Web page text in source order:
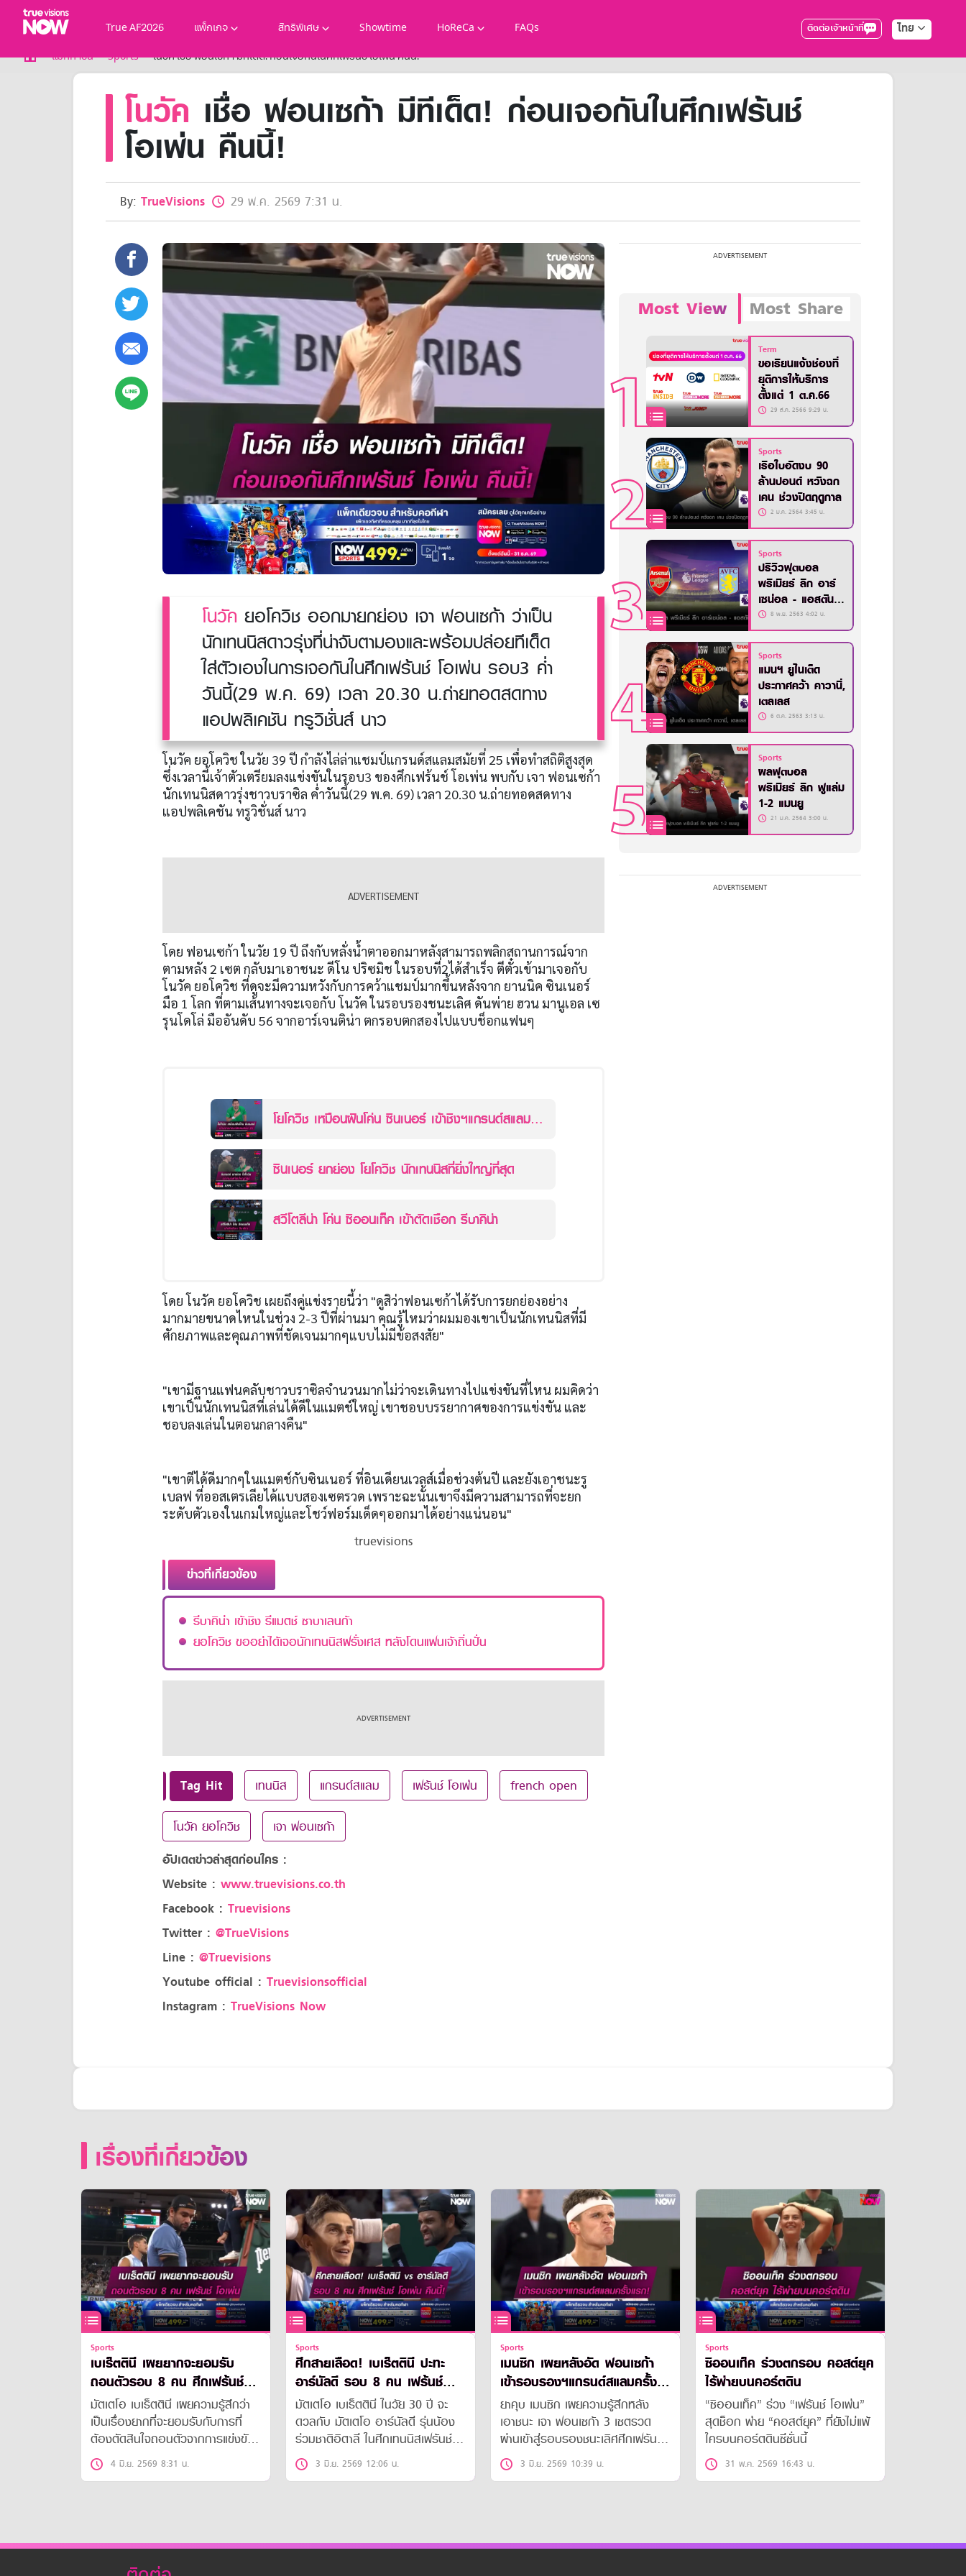
True AF2026 แพ็กเกจ สิทธิพิเศษ Showtime HoReCa FAQs ติดต่อเจ้าหน้าที่ ไทย
True AF2026
แพ็กเกจ
NOW BUNDLES
NOW Muay Thai
แพ็กเกจทรูวิชันส์นาวทั้งหมด
เคเบิลและจานดาวเทียม
แพ็กเกจสำหรับผู้ประกอบการ
แม็กกาซีน Sports โนวัค เชื่อ ฟอนเซก้า มีทีเด็ด! ก่อนเจอกันในศึกเฟร้นช์ โอเพ่น คืนนี้!
โนวัค เชื่อ ฟอนเซก้า มีทีเด็ด! ก่อนเจอกันในศึกเฟร้นช์
โอเพ่น คืนนี้!
By: TrueVisions 29 พ.ค. 2569 7:31 น.
โนวัค ยอโควิช ออกมายกย่อง เจา ฟอนเซก้า ว่าเป็น
นักเทนนิสดาวรุ่งที่น่าจับตามองและพร้อมปล่อยทีเด็ด
ใส่ตัวเองในการเจอกันในศึกเฟร้นช์ โอเพ่น รอบ3 ค่ำ
วันนี้(29 พ.ค. 69) เวลา 20.30 น.ถ่ายทอดสดทาง
แอปพลิเคชัน ทรูวิชั่นส์ นาว
โนวัค ยอโควิช ในวัย 39 ปี กำลังไล่ล่าแชมป์แกรนด์สแลมสมัยที่ 25 เพื่อทำสถิติสูงสุด
ซึ่งเวลานี้เจ้าตัวเตรียมลงแข่งขันในรอบ3 ของศึกเฟร้นช์ โอเพ่น พบกับ เจา ฟอนเซก้า
นักเทนนิสดาวรุ่งชาวบราซิล ค่ำวันนี้(29 พ.ค. 69) เวลา 20.30 น.ถ่ายทอดสดทาง
แอปพลิเคชัน ทรูวิชั่นส์ นาว
โดย ฟอนเซก้า ในวัย 19 ปี ถึงกับหลั่งน้ำตาออกมาหลังสามารถพลิกสถานการณ์จาก
ตามหลัง 2 เซต กลับมาเอาชนะ ดีโน ปริซมิช ในรอบที่2ได้สำเร็จ ตีตั๋วเข้ามาเจอกับ
โนวัค ยอโควิช ที่ดูจะมีความหวังกับการคว้าแชมป์มากขึ้นหลังจาก ยานนิค ซินเนอร์
มือ 1 โลก ที่ตามเส้นทางจะเจอกับ โนวัค ในรอบรองชนะเลิศ ดันพ่าย ฮวน มานูเอล เซ
รุนโดโล่ มืออันดับ 56 จากอาร์เจนติน่า ตกรอบตกสองไปแบบช็อกแฟนๆ
โยโควิช เหมือนฝันโค่น ซินเนอร์ เข้าชิงฯแกรนด์สแลม
ซินเนอร์ ยกย่อง โยโควิช นักเทนนิสที่ยิ่งใหญ่ที่สุด
สวีโตลีน่า โค่น ซิออนเท็ค เข้าตัดเชือก รีบาคิน่า
โดย โนวัค ยอโควิช เผยถึงคู่แข่งรายนี้ว่า "ดูสิว่าฟอนเซก้าได้รับการยกย่องอย่าง
มากมายขนาดไหนในช่วง 2-3 ปีที่ผ่านมา คุณรู้ไหมว่าผมมองเขาเป็นนักเทนนิสที่มี
ศักยภาพและคุณภาพที่ชัดเจนมากๆแบบไม่มีข้อสงสัย"
"เขามีฐานแฟนคลับชาวบราซิลจำนวนมากไม่ว่าจะเดินทางไปแข่งขันที่ไหน ผมคิดว่า
เขาเป็นนักเทนนิสที่เล่นได้ดีในแมตช์ใหญ่ เขาชอบบรรยากาศของการแข่งขัน และ
ชอบลงเล่นในตอนกลางคืน"
"เขาตีได้ดีมากๆในแมตช์กับซินเนอร์ ที่อินเดียนเวลส์เมื่อช่วงต้นปี และยังเอาชนะรู
เบลฟ ที่ออสเตรเลียได้แบบสองเซตรวด เพราะฉะนั้นเขาจึงมีความสามารถที่จะยก
ระดับตัวเองในเกมใหญ่และโชว์ฟอร์มเด็ดๆออกมาได้อย่างแน่นอน"
truevisions
ข่าวที่เกี่ยวข้อง
รีบาคิน่า เข้าชิง รีแมตช์ ซาบาเลนก้า
ยอโควิช ขออย่าได้เจอนักเทนนิสฝรั่งเศส หลังโดนแฟนเจ้าถิ่นปั่น
Tag Hit เทนนิส แกรนด์สแลม เฟร้นช์ โอเพ่น french open
โนวัค ยอโควิช เจา ฟอนเซก้า
อัปเดตข่าวล่าสุดก่อนใคร :
Website : www.truevisions.co.th
Facebook : Truevisions
Twitter : @TrueVisions
Line : @Truevisions
Youtube official : Truevisionsofficial
Instagram : TrueVisions Now
Most View Most Share
Term
ขอเรียนแจ้งช่องที่
ยุติการให้บริการ
ตั้งแต่ 1 ต.ค.66
29 ส.ค. 2566 9:29 น.
Sports
เรือใบอัดงบ 90
ล้านปอนด์ หวังฉก
เคน ช่วงปิดฤดูกาล
2 ม.ค. 2564 3:45 น.
Sports
ปรีวิวฟุตบอล
พรีเมียร์ ลีก อาร์
เซน่อล - แอสตัน
วิลล่า8 พ.ย. 2563 4:02 น.
Sports
แมนฯ ยูไนเต็ด
ประกาศคว้า คาวานี่,
เตลเลส
6 ต.ค. 2563 3:13 น.
Sports
ผลฟุตบอล
พรีเมียร์ ลีก ฟูแล่ม
1-2 แมนยู
21 ม.ค. 2564 3:00 น.
เรื่องที่เกี่ยวข้อง
Sports
เบเร็ตตินี เผยยากจะยอมรับ
ถอนตัวรอบ 8 คน ศึกเฟร้นช์
โอเพ่น
มัตเตโอ เบเร็ตตินี เผยความรู้สึกว่า
เป็นเรื่องยากที่จะยอมรับกับการที่
ต้องตัดสินใจถอนตัวจากการแข่งขัน
ในศึกเฟร้นช์ โอเพ่น รอบ 8 คน
สุดท้าย เมื่อค่ำคืนที่ผ่านมา(3 มิ.ย.
4 มิ.ย. 2569 8:31 น.
Sports
ศึกสายเลือด! เบเร็ตตินี ปะทะ
อาร์นัลดี รอบ 8 คน เฟร้นช์
โอเพ่น คืนนี้!
มัตเตโอ เบเร็ตตินี ในวัย 30 ปี จะ
ดวลกับ มัตเตโอ อาร์นัลดี รุ่นน้อง
ร่วมชาติอิตาลี ในศึกเทนนิสเฟร้นช์
โอเพ่น ประเภทชายเดี่ยว รอบก่อน
รองชนะเลิศค่ำคืนวันนี้(3 มิ.ย. 69)
3 มิ.ย. 2569 12:06 น.
Sports
เมนซิก เผยหลังอัด ฟอนเซก้า
เข้ารอบรองฯแกรนด์สแลมครั้ง
แรกในชีวิต
ยาคุบ เมนซิก เผยความรู้สึกหลัง
เอาชนะ เจา ฟอนเซก้า 3 เซตรวด
ผ่านเข้าสู่รอบรองชนะเลิศศึกเฟร้นช์
โอเพ่น รายการระดับแกรนด์สแลม
เป็นครั้งแรกในชีวิต
3 มิ.ย. 2569 10:39 น.
Sports
ซิออนเท็ค ร่วงตกรอบ คอสต์ยุค
ไร้พ่ายบนคอร์ตดิน
“ซิออนเท็ค” ร่วง “เฟร้นช์ โอเพ่น”
สุดช็อก พ่าย “คอสต์ยุค” ที่ยังไม่แพ้
ใครบนคอร์ตดินซีซั่นนี้
31 พ.ค. 2569 16:43 น.